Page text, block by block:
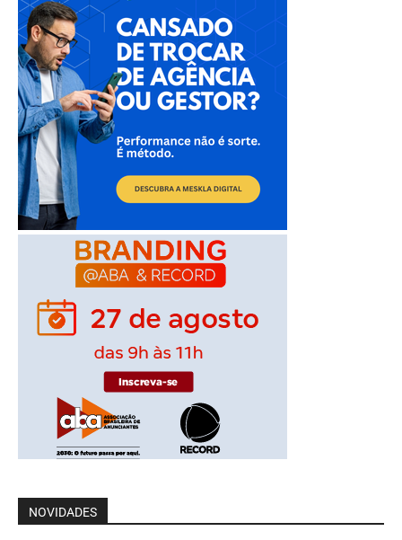
NOVIDADES